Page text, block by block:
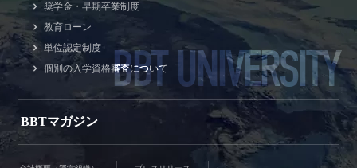
奨学金・早期卒業制度
教育ローン
単位認定制度
個別の入学資格審査について
BBTマガジン
BBT UNIVERSITY